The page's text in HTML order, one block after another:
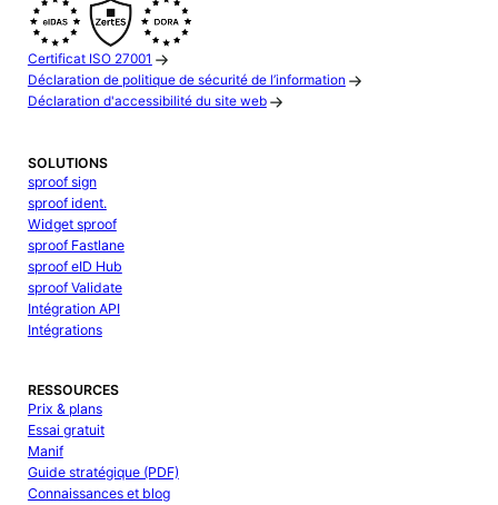
Certificat ISO 27001
Déclaration de politique de sécurité de l’information
Déclaration d'accessibilité du site web
SOLUTIONS
sproof sign
sproof ident.
Widget sproof
sproof Fastlane
sproof eID Hub
sproof Validate
Intégration API
Intégrations
RESSOURCES
Prix & plans
Essai gratuit
Manif
Guide stratégique (PDF)
Connaissances et blog